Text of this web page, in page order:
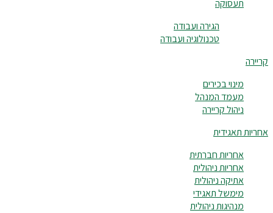
תעסוקה
הגירה ועבודה
טכנולוגיה ועבודה
קריירה
מינוי בכירים
מעמד המנהל
ניהול קריירה
אחריות תאגידית
אחריות חברתית
אחריות ניהולית
אתיקה ניהולית
מימשל תאגידי
מנהיגות ניהולית